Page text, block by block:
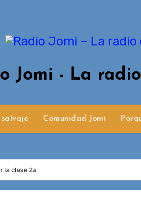
Jomi - La
salvaje Comunidad Jomi
la clase 2a